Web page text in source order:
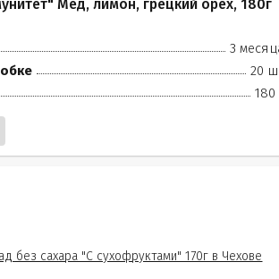
Мёд, лимон, грецкий орех, 180г
3
20
180